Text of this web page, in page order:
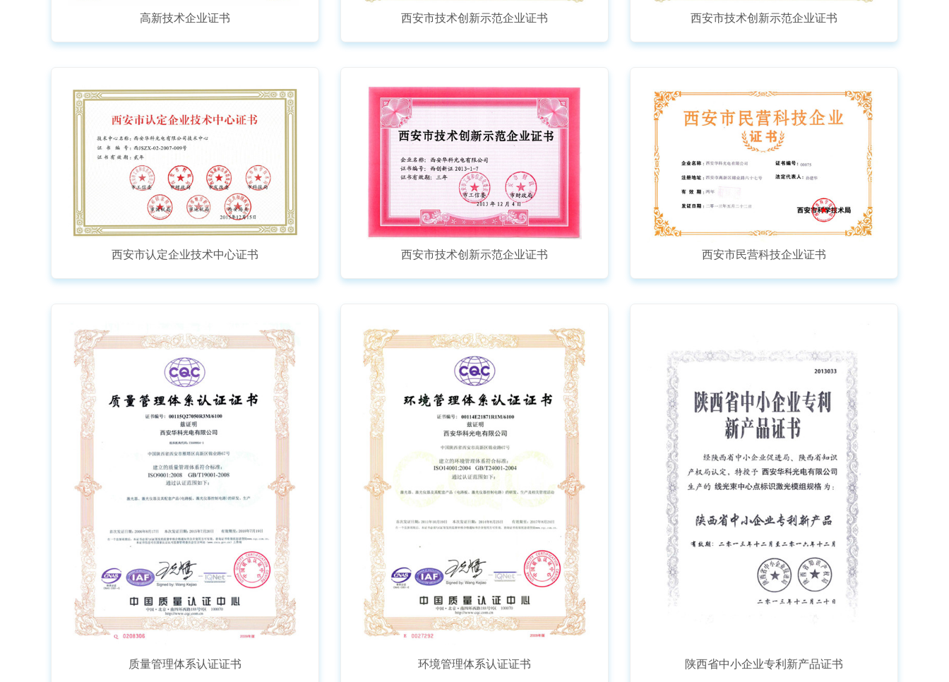
高新技术企业证书 西安市技术创新示范企业证书 西安市技术创新示范企业证书
西安市认定企业技术中心证书 西安市技术创新示范企业证书 西安市民营科技企业证书
质量管理体系认证证书 环境管理体系认证证书 陕西省中小企业专利新产品证书